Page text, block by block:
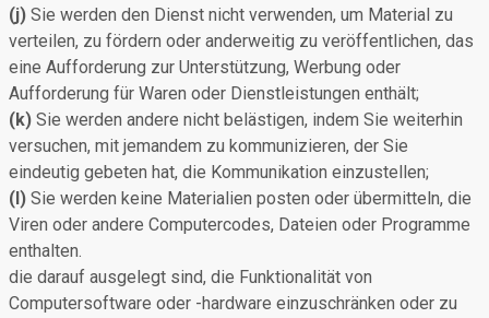
(j) Sie werden den Dienst nicht verwenden, um Material zu
verteilen, zu fördern oder anderweitig zu veröffentlichen, das
eine Aufforderung zur Unterstützung, Werbung oder
Aufforderung für Waren oder Dienstleistungen enthält;
(k) Sie werden andere nicht belästigen, indem Sie weiterhin
versuchen, mit jemandem zu kommunizieren, der Sie
eindeutig gebeten hat, die Kommunikation einzustellen;
(l) Sie werden keine Materialien posten oder übermitteln, die
Viren oder andere Computercodes, Dateien oder Programme
enthalten.
die darauf ausgelegt sind, die Funktionalität von
Computersoftware oder -hardware einzuschränken oder zu